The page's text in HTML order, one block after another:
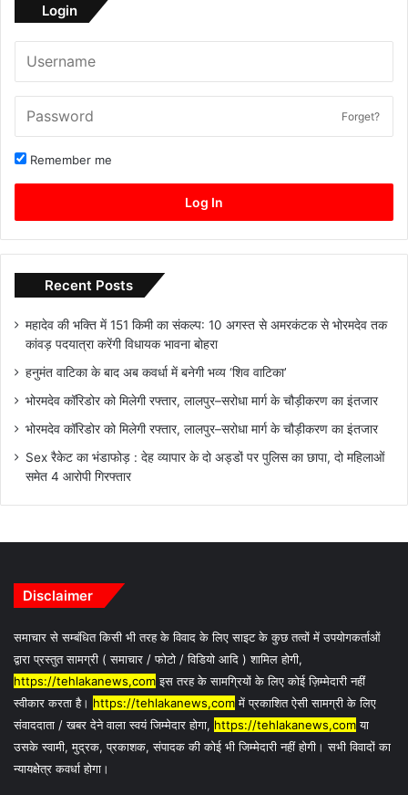
Login
Forget?
Remember me
Log In
Recent Posts
महादेव की भक्ति में 151 किमी का संकल्प: 10 अगस्त से अमरकंटक से भोरमदेव तक
कांवड़ पदयात्रा करेंगी विधायक भावना बोहरा
हनुमंत वाटिका के बाद अब कवर्धा में बनेगी भव्य ‘शिव वाटिका’
भोरमदेव कॉरिडोर को मिलेगी रफ्तार, लालपुर–सरोधा मार्ग के चौड़ीकरण का इंतजार
भोरमदेव कॉरिडोर को मिलेगी रफ्तार, लालपुर–सरोधा मार्ग के चौड़ीकरण का इंतजार
Sex रैकेट का भंडाफोड़ : देह व्यापार के दो अड्डों पर पुलिस का छापा, दो महिलाओं
समेत 4 आरोपी गिरफ्तार
Disclaimer
समाचार से सम्बंधित किसी भी तरह के विवाद के लिए साइट के कुछ तत्वों में उपयोगकर्ताओं
द्वारा प्रस्तुत सामग्री ( समाचार / फोटो / विडियो आदि ) शामिल होगी,
https://tehlakanews,comइस तरह के सामग्रियों के लिए कोई ज़िम्मेदारी नहीं
स्वीकार करता है। https://tehlakanews,comमें प्रकाशित ऐसी सामग्री के लिए
संवाददाता / खबर देने वाला स्वयं जिम्मेदार होगा, https://tehlakanews,comया
उसके स्वामी, मुद्रक, प्रकाशक, संपादक की कोई भी जिम्मेदारी नहीं होगी। सभी विवादों का
न्यायक्षेत्र कवर्धा होगा।